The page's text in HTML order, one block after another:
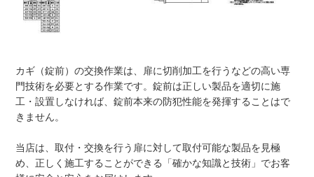
カギ（錠前）の交換作業は、扉に切削加工を行うなどの高い専
門技術を必要とする作業です。錠前は正しい製品を適切に施
工・設置しなければ、錠前本来の防犯性能を発揮することはで
きません。
当店は、取付・交換を行う扉に対して取付可能な製品を見極
め、正しく施工することができる「確かな知識と技術」でお客